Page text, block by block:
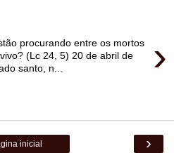
›
procurando entre os mortos
(Lc 24, 5) 20 de abril de
santo, n...
›
inicial